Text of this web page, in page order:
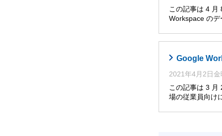
この記事は 4 月
Workspace の
Google
2021年4月2日金
この記事は 3 月
場の従業員向け